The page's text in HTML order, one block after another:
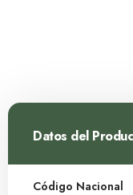
Datos del
Código Nacional